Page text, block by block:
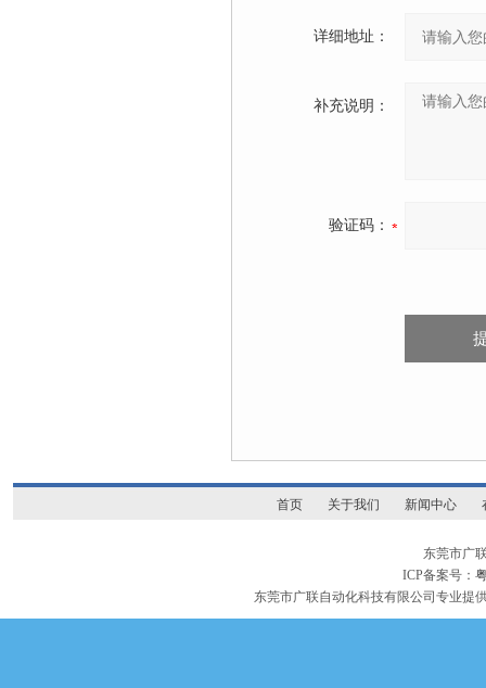
详细地址：
补充说明：
验证码：
首页 关于我们 新闻中心
东莞市广
ICP备案号：
东莞市广联自动化科技有限公司专业提